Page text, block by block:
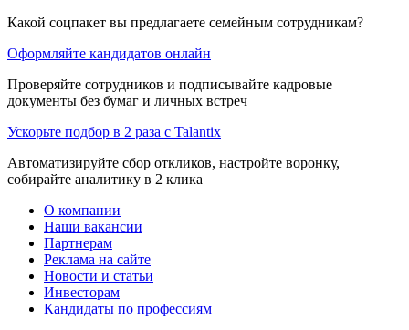
Какой соцпакет вы предлагаете семейным сотрудникам?
Оформляйте кандидатов онлайн
Проверяйте сотрудников и подписывайте кадровые
документы без бумаг и личных встреч
Ускорьте подбор в 2 раза с Talantix
Автоматизируйте сбор откликов, настройте воронку,
собирайте аналитику в 2 клика
О компании
Наши вакансии
Партнерам
Реклама на сайте
Новости и статьи
Инвесторам
Кандидаты по профессиям